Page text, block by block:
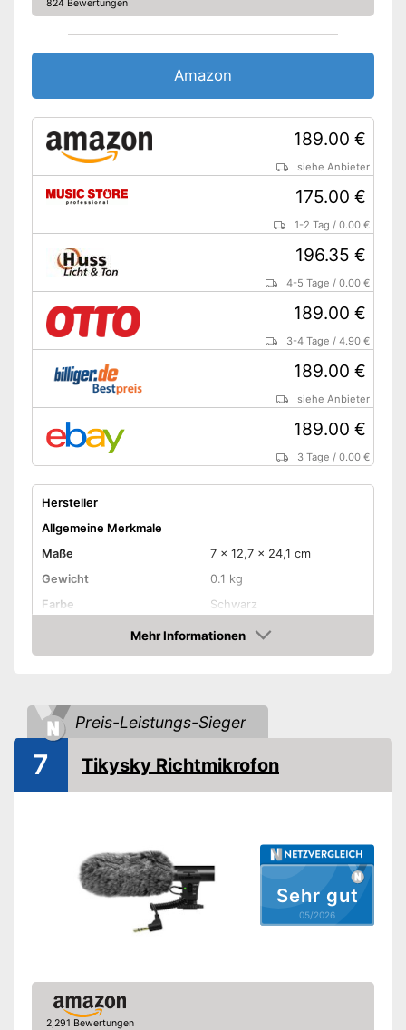
824 Bewertungen
Amazon
189.00 €
siehe Anbieter
175.00 €
1-2 Tag /0.00 €
196.35 €
4-5 Tage /0.00 €
189.00 €
3-4 Tage /4.90 €
189.00 €
siehe Anbieter
189.00 €
3 Tage /0.00 €
Hersteller
Allgemeine Merkmale
Maße
7 x 12,7 x 24,1 cm
Gewicht
0.1 kg
Farbe
Schwarz
Kopfhörer-Anschluss
Stromversorgung
Vorteile
Amazon Lieferzeit
siehe Anbieter
Mehr Informationen
Amazon
Preis-Leistungs-Sieger
Sehr gut
05/2026
7 Tikysky Richtmikrofon
2,291 Bewertungen